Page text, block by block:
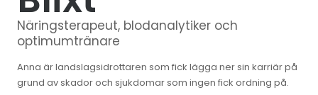
Näringsterapeut, blodanalytiker och
optimumtränare
Anna är landslagsidrottaren som fick lägga ner sin karriär på
grund av skador och sjukdomar som ingen fick ordning på.